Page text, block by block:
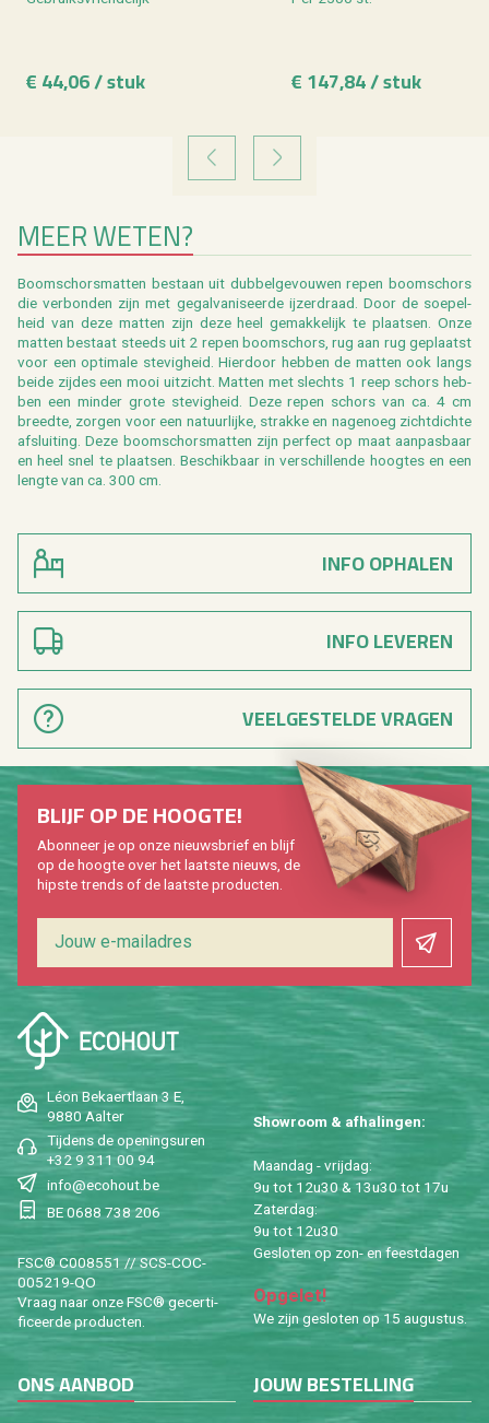
€ 44,06 / stuk € 147,84 / stuk
VORIGE VOLGENDE
MEER WETEN?
Boom­schors­mat­ten be­staan uit dub­bel­ge­vou­wen repen boom­schors
die ver­bon­den zijn met ge­gal­va­ni­seer­de ij­zer­draad. Door de soe­pel­
heid van deze mat­ten zijn deze heel ge­mak­ke­lijk te plaat­sen. Onze
mat­ten be­staat steeds uit 2 repen boom­schors, rug aan rug ge­plaatst
voor een op­ti­ma­le ste­vig­heid. Hier­door heb­ben de mat­ten ook langs
beide zij­des een mooi uit­zicht. Mat­ten met slechts 1 reep schors heb­
ben een min­der grote ste­vig­heid. Deze repen schors van ca. 4 cm
breed­te, zor­gen voor een na­tuur­lij­ke, strak­ke en na­ge­noeg zicht­dich­te
af­slui­ting. Deze boom­schors­mat­ten zijn per­fect op maat aan­pas­baar
en heel snel te plaat­sen. Be­schik­baar in ver­schil­len­de hoog­tes en een
leng­te van ca. 300 cm.
INFO OPHALEN
INFO LEVEREN
VEELGESTELDE VRAGEN
Léon Be­kaert­laan 3 E,
9880 Aal­ter
Tij­dens de ope­nings­uren
+32 9 311 00 94
info@​ecohout.​be
BE 0688 738 206
FSC® C008551 // SCS-COC-
005219-QO
Vraag naar onze FSC® ge­cer­ti­
fi­ceer­de pro­duc­ten.
Show­room & af­ha­lin­gen:
Maan­dag - vrij­dag:
9u tot 12u30 & 13u30 tot 17u
Za­ter­dag:
9u tot 12u30
Ge­slo­ten op zon- en feest­da­gen
Op­ge­let!
We zijn ge­slo­ten op 15 au­gus­tus.
BLIJF OP DE HOOG­TE!
Abon­neer je op onze nieuws­brief en blijf
op de hoog­te over het laat­ste nieuws, de
hip­s­te trends of de laat­ste pro­duc­ten.
ONS AAN­BOD JOUW BE­STEL­LING